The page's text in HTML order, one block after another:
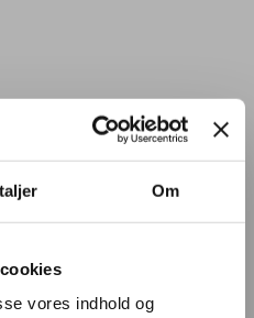
Om
vores indhold og